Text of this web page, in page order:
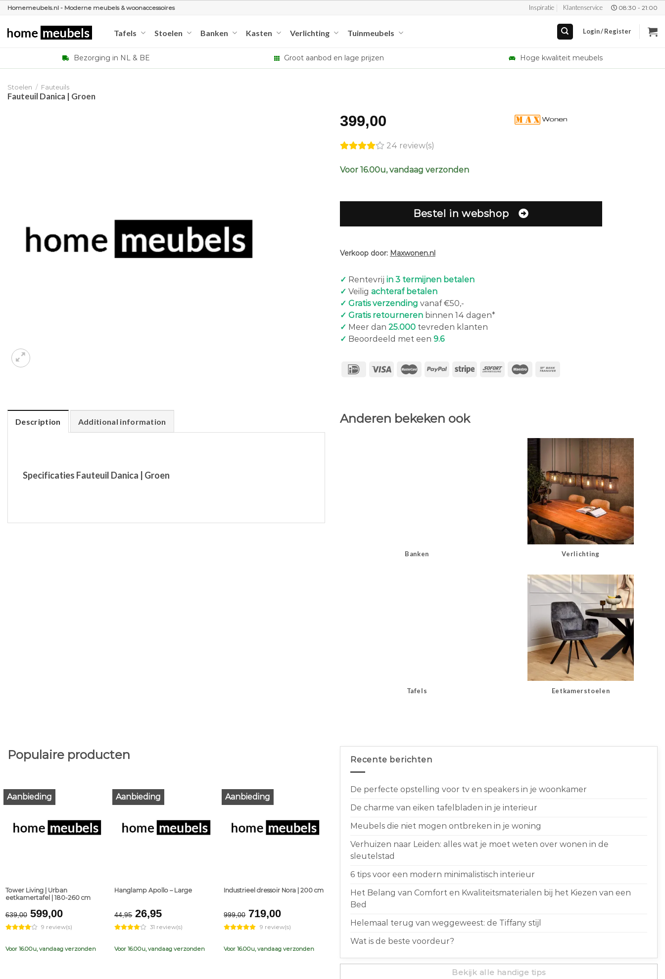
Ga
inhoud
Homemeubels.nl - Moderne meubels & woonaccessoires Inspiratie Klantenservice 08:30 - 21:00
Tafels Stoelen Banken Kasten Verlichting Tuinmeubels Login / Register
Bezorging in NL & BE Groot aanbod en lage prijzen Hoge kwaliteit meubels
Stoelen / Fauteuils
Fauteuil Danica | Groen
399,00
24 review(s)
Voor 16.00u, vandaag verzonden
Bestel in webshop
Verkoop door: Maxwonen.nl
✓ Rentevrij in 3 termijnen betalen
✓ Veilig achteraf betalen
✓ Gratis verzending vanaf €50,-
✓ Gratis retourneren binnen 14 dagen*
✓ Meer dan 25.000 tevreden klanten
✓ Beoordeeld met een 9.6
Description Additional information
Specificaties Fauteuil Danica | Groen
Anderen bekeken ook
Banken Verlichting
Tafels Eetkamerstoelen
Populaire producten
Aanbieding
Tower Living | Urban
eetkamertafel | 180-260 cm
639,00 Original
price
was:
€639,00.
599,00Current
price
is:
€599,00.
9 review(s)
Voor 16.00u, vandaag verzonden
Aanbieding
Hanglamp Apollo – Large
44,95 Original
price
was:
€44,95.
26,95Current
price
is:
€26,95.
31 review(s)
Voor 16.00u, vandaag verzonden
Aanbieding
Industrieel dressoir Nora | 200 cm
999,00 Original
price
was:
€999,00.
719,00Current
price
is:
€719,00.
9 review(s)
Voor 16.00u, vandaag verzonden
Recente berichten
De perfecte opstelling voor tv en speakers in je woonkamer
De charme van eiken tafelbladen in je interieur
Meubels die niet mogen ontbreken in je woning
Verhuizen naar Leiden: alles wat je moet weten over wonen in de
sleutelstad
6 tips voor een modern minimalistisch interieur
Het Belang van Comfort en Kwaliteitsmaterialen bij het Kiezen van een
Bed
Helemaal terug van weggeweest: de Tiffany stijl
Wat is de beste voordeur?
Bekijk alle handige tips